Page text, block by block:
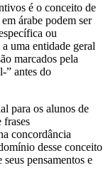
é o conceito de
árabe podem ser
ou
uma entidade geral
marcados pela
” antes do
para os alunos de
frases
concordância
desse conceito
pensamentos e